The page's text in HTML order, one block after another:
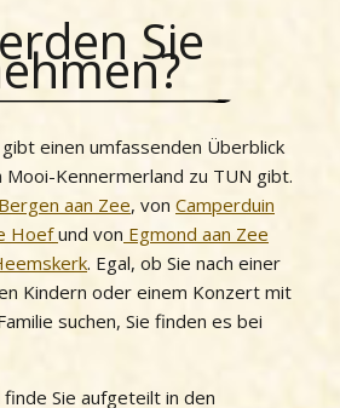
Sie
einen umfassenden Überblick
Mooi-Kennermerland zu TUN gibt.
Bergen aan Zee, von Camperduin
Hoefund von Egmond aan Zee
. Egal, ob Sie nach einer
Kindern oder einem Konzert mit
suchen, Sie finden es bei
Sie aufgeteilt in den